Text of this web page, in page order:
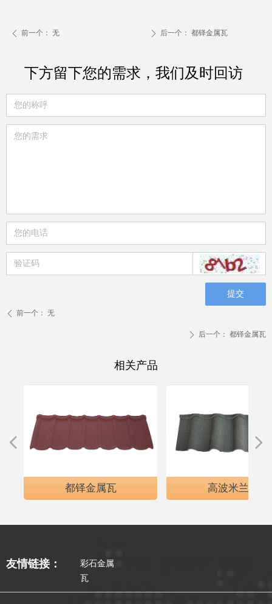
ꄴ 前一个： 无
ꄲ 后一个： 都铎金属瓦
都铎金属瓦 高波米兰瓦
넳 넲
相关产品
提交
下方留下您的需求，我们及时回访
ꄴ 前一个： 无 ꄲ 后一个： 都铎金属瓦
友情链接：
彩石金属
瓦